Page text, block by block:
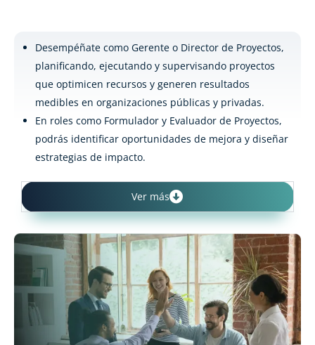
Desempéñate como Gerente o Director de Proyectos,
planificando, ejecutando y supervisando proyectos
que optimicen recursos y generen resultados
medibles en organizaciones públicas y privadas.
En roles como Formulador y Evaluador de Proyectos,
podrás identificar oportunidades de mejora y diseñar
estrategias de impacto.
Ver más